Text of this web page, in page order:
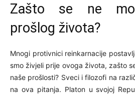
Zašto se ne
prošlog života?
Mnogi protivnici reinkarnacije
smo živjeli prije ovoga života, zašto
naše prošlosti? Sveci i filozofi na
na ova pitanja. Platon u svojoj